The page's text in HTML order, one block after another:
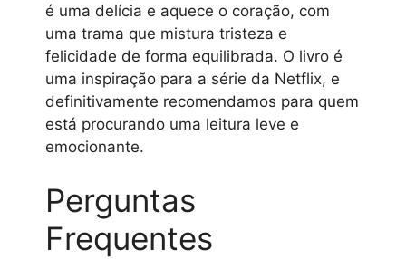
é uma delícia e aquece o coração, com
uma trama que mistura tristeza e
felicidade de forma equilibrada. O livro é
uma inspiração para a série da Netflix, e
definitivamente recomendamos para quem
está procurando uma leitura leve e
emocionante.
Perguntas
Frequentes